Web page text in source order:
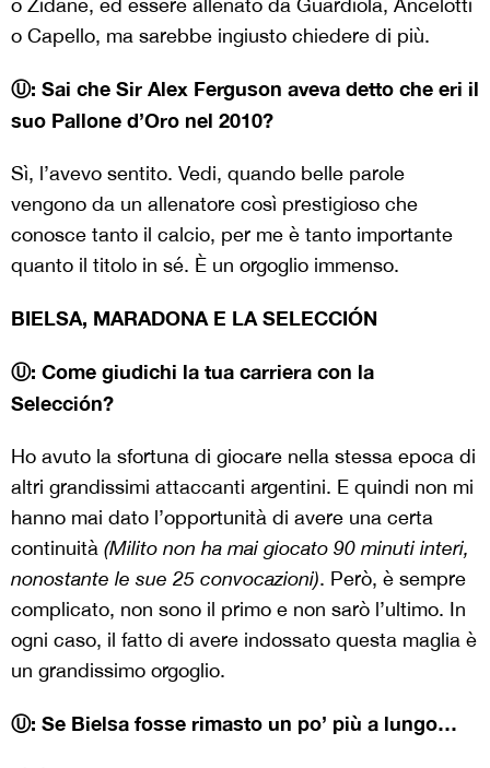
o Zidane, ed essere allenato da Guardiola, Ancelotti
o Capello, ma sarebbe ingiusto chiedere di più.
Ⓤ: Sai che Sir Alex Ferguson aveva detto che eri il
suo Pallone d’Oro nel 2010?
Sì, l’avevo sentito. Vedi, quando belle parole
vengono da un allenatore così prestigioso che
conosce tanto il calcio, per me è tanto importante
quanto il titolo in sé. È un orgoglio immenso.
BIELSA, MARADONA E LA SELECCIÓN
Ⓤ: Come giudichi la tua carriera con la
Selección?
Ho avuto la sfortuna di giocare nella stessa epoca di
altri grandissimi attaccanti argentini. E quindi non mi
hanno mai dato l’opportunità di avere una certa
continuità (Milito non ha mai giocato 90 minuti interi,
nonostante le sue 25 convocazioni). Però, è sempre
complicato, non sono il primo e non sarò l’ultimo. In
ogni caso, il fatto di avere indossato questa maglia è
un grandissimo orgoglio.
Ⓤ: Se Bielsa fosse rimasto un po’ più a lungo…